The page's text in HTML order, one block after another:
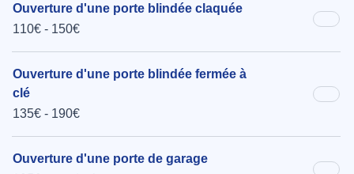
Ouverture d'une porte blindée claquée
110€ - 150€
Ouverture d'une porte blindée fermée à
clé
135€ - 190€
Ouverture d'une porte de garage